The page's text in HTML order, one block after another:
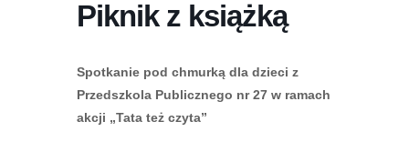
Piknik z książką
Spotkanie pod chmurką dla dzieci z
Przedszkola Publicznego nr 27 w ramach
akcji „Tata też czyta”